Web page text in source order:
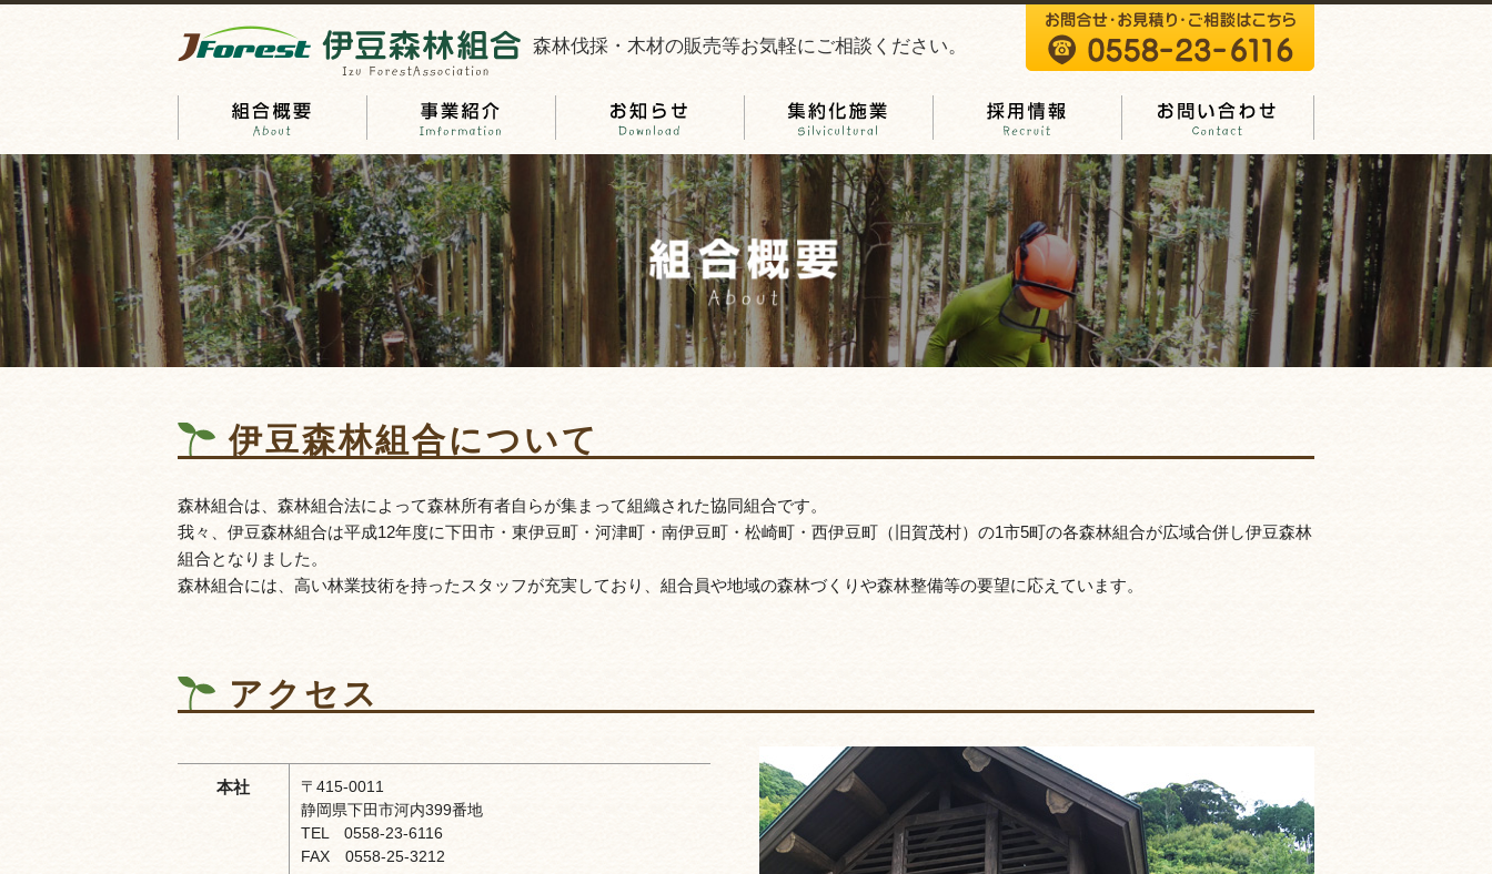
森林伐採・木材の販売等お気軽にご相談ください。
伊豆森林組合について
森林組合は、森林組合法によって森林所有者自らが集まって組織された協同組合です。
我々、伊豆森林組合は平成12年度に下田市・東伊豆町・河津町・南伊豆町・松崎町・西伊豆町（旧賀茂村）の1市5町の各森林組合が広域合併し伊豆森林
組合となりました。
森林組合には、高い林業技術を持ったスタッフが充実しており、組合員や地域の森林づくりや森林整備等の要望に応えています。
アクセス
本社
〒415-0011
静岡県下田市河内399番地
TEL 0558-23-6116
FAX 0558-25-3212